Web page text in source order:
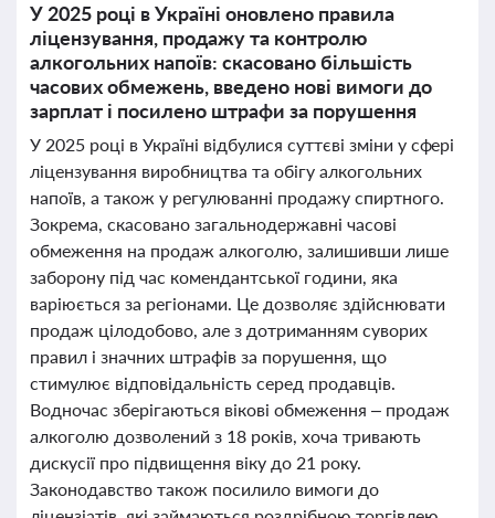
У 2025 році в Україні оновлено правила
ліцензування, продажу та контролю
алкогольних напоїв: скасовано більшість
часових обмежень, введено нові вимоги до
зарплат і посилено штрафи за порушення
У 2025 році в Україні відбулися суттєві зміни у сфері
ліцензування виробництва та обігу алкогольних
напоїв, а також у регулюванні продажу спиртного.
Зокрема, скасовано загальнодержавні часові
обмеження на продаж алкоголю, залишивши лише
заборону під час комендантської години, яка
варіюється за регіонами. Це дозволяє здійснювати
продаж цілодобово, але з дотриманням суворих
правил і значних штрафів за порушення, що
стимулює відповідальність серед продавців.
Водночас зберігаються вікові обмеження – продаж
алкоголю дозволений з 18 років, хоча тривають
дискусії про підвищення віку до 21 року.
Законодавство також посилило вимоги до